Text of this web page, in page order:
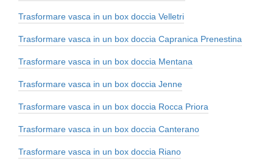
Trasformare vasca in un box doccia Velletri
Trasformare vasca in un box doccia Capranica Prenestina
Trasformare vasca in un box doccia Mentana
Trasformare vasca in un box doccia Jenne
Trasformare vasca in un box doccia Rocca Priora
Trasformare vasca in un box doccia Canterano
Trasformare vasca in un box doccia Riano